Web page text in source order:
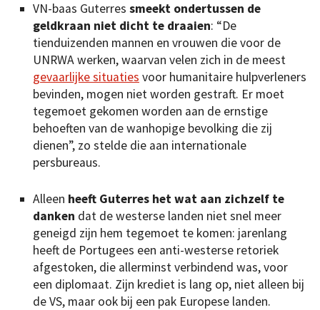
VN-baas Guterres smeekt ondertussen de
geldkraan niet dicht te draaien: “De
tienduizenden mannen en vrouwen die voor de
UNRWA werken, waarvan velen zich in de meest
gevaarlijke situaties voor humanitaire hulpverleners
bevinden, mogen niet worden gestraft. Er moet
tegemoet gekomen worden aan de ernstige
behoeften van de wanhopige bevolking die zij
dienen”, zo stelde die aan internationale
persbureaus.
Alleen heeft Guterres het wat aan zichzelf te
danken dat de westerse landen niet snel meer
geneigd zijn hem tegemoet te komen: jarenlang
heeft de Portugees een anti-westerse retoriek
afgestoken, die allerminst verbindend was, voor
een diplomaat. Zijn krediet is lang op, niet alleen bij
de VS, maar ook bij een pak Europese landen.